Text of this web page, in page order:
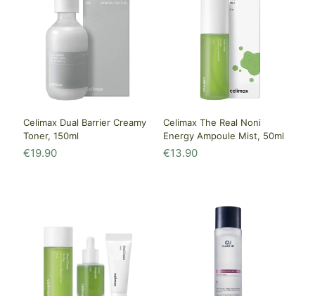
Celimax Dual Barrier Creamy
Toner, 150ml
€19.90
Celimax The Real Noni
Energy Ampoule Mist, 50ml
€13.90